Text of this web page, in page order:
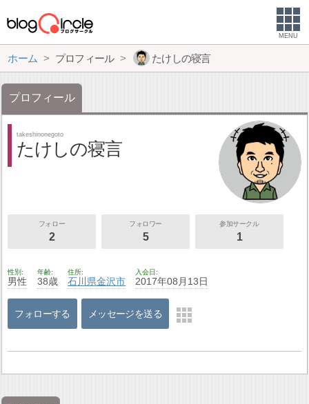
MENU
ホーム プロフィール たけしの寝言
プロフィール
takeshinonegoto
たけしの寝言
フォロー
2
フォロワー
5
参加サークル
1
性別
男性
年齢
38歳
住所
石川県金沢市
入会日
2017年08月13日
フォローする メッセージを送る